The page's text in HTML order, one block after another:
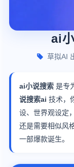
ai
草拟AI
ai小说搜索 是专
说搜索ai 技术，
设、世界观设定
还是需要相似风
一部爆款诞生。